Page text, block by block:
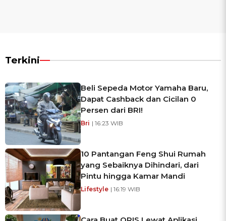
Terkini
Beli Sepeda Motor Yamaha Baru,
Dapat Cashback dan Cicilan 0
Persen dari BRI!
Bri | 16:23 WIB
10 Pantangan Feng Shui Rumah
yang Sebaiknya Dihindari, dari
Pintu hingga Kamar Mandi
Lifestyle | 16:19 WIB